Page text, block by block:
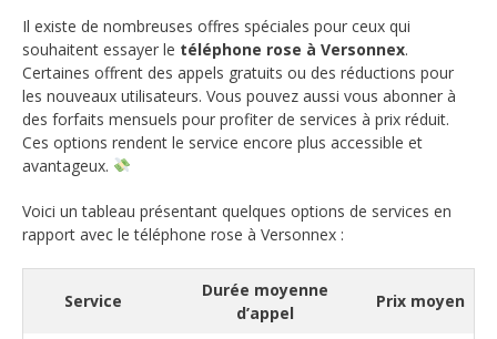
Il existe de nombreuses offres spéciales pour ceux qui
souhaitent essayer le téléphone rose à Versonnex.
Certaines offrent des appels gratuits ou des réductions pour
les nouveaux utilisateurs. Vous pouvez aussi vous abonner à
des forfaits mensuels pour profiter de services à prix réduit.
Ces options rendent le service encore plus accessible et
avantageux.
Voici un tableau présentant quelques options de services en
rapport avec le téléphone rose à Versonnex :
Service
Durée moyenne
d’appel
Prix moyen